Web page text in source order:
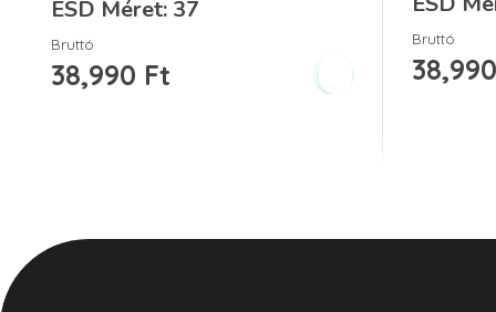
ESD Méret: 37
38,990 Ft
Bruttó
38,990
Bruttó